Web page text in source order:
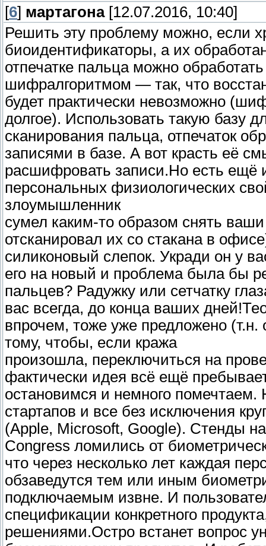
[6] мартагона[12.07.2016, 10:40]
Решить эту проблему можно, если
биоидентификаторы, а их
отпечатке пальца можно
шифралгоритмом — так, что
будет практически невозможно
долгое). Использовать такую базу
сканирования пальца, отпечаток
записями в базе. А вот красть её
расшифровать записи.Но есть ещё
персональных физиологических
злоумышленник
сумел каким-то образом снять
отсканировал их со стакана в
силиконовый слепок. Укради он у
его на новый и проблема была бы
пальцев? Радужку или сетчатку
вас всегда, до конца ваших
впрочем, тоже уже предложено (т.н.
тому, чтобы, если кража
произошла, переключиться на
фактически идея всё ещё
остановимся и немного
стартапов и все без исключения
(Apple, Microsoft, Google). Стенды
Congress ломились от
что через несколько лет каждая
обзаведутся тем или иным
подключаемым извне. И
спецификации конкретного
решениями.Остро встанет вопрос